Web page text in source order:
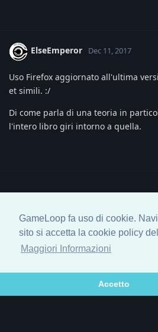
GameLoop fa uso di cookie.
sito si accetta la cookie policy
Maggiori Informazioni
Accetto
ElseEmperor Dec 11, 2017
Uso Firefox aggiornato all'ultima
et simili. :/
Di come parla di una teoria in
l'intero libro giri intorno a quella.
Write a Reply...